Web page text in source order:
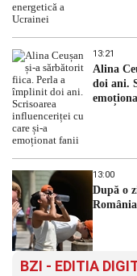
13:21
Alina
doi ani.
13:00
După o
BZI - EDITIA